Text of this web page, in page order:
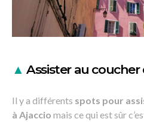
▲Assister au coucher
Il y a différents spots pour
à Ajaccio mais ce qui est sûr